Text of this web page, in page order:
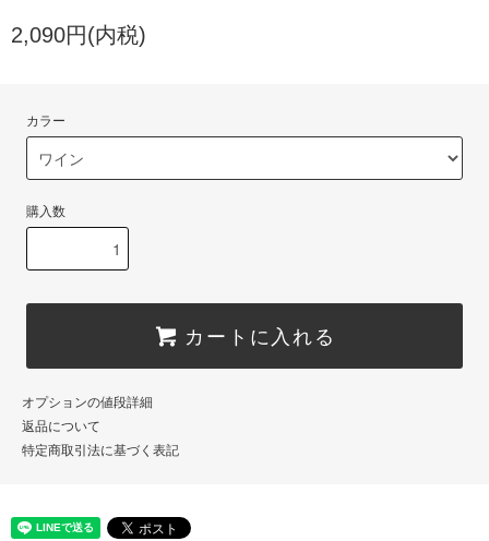
2,090円(内税)
カラー
購入数
カートに入れる
オプションの値段詳細
返品について
特定商取引法に基づく表記